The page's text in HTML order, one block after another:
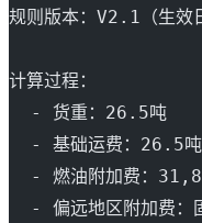
规则版本：V2.1（生
计算过程：
  - 货重：26.5吨
- 基础运费：26.5
- 燃油附加费：
- 偏远地区附加费